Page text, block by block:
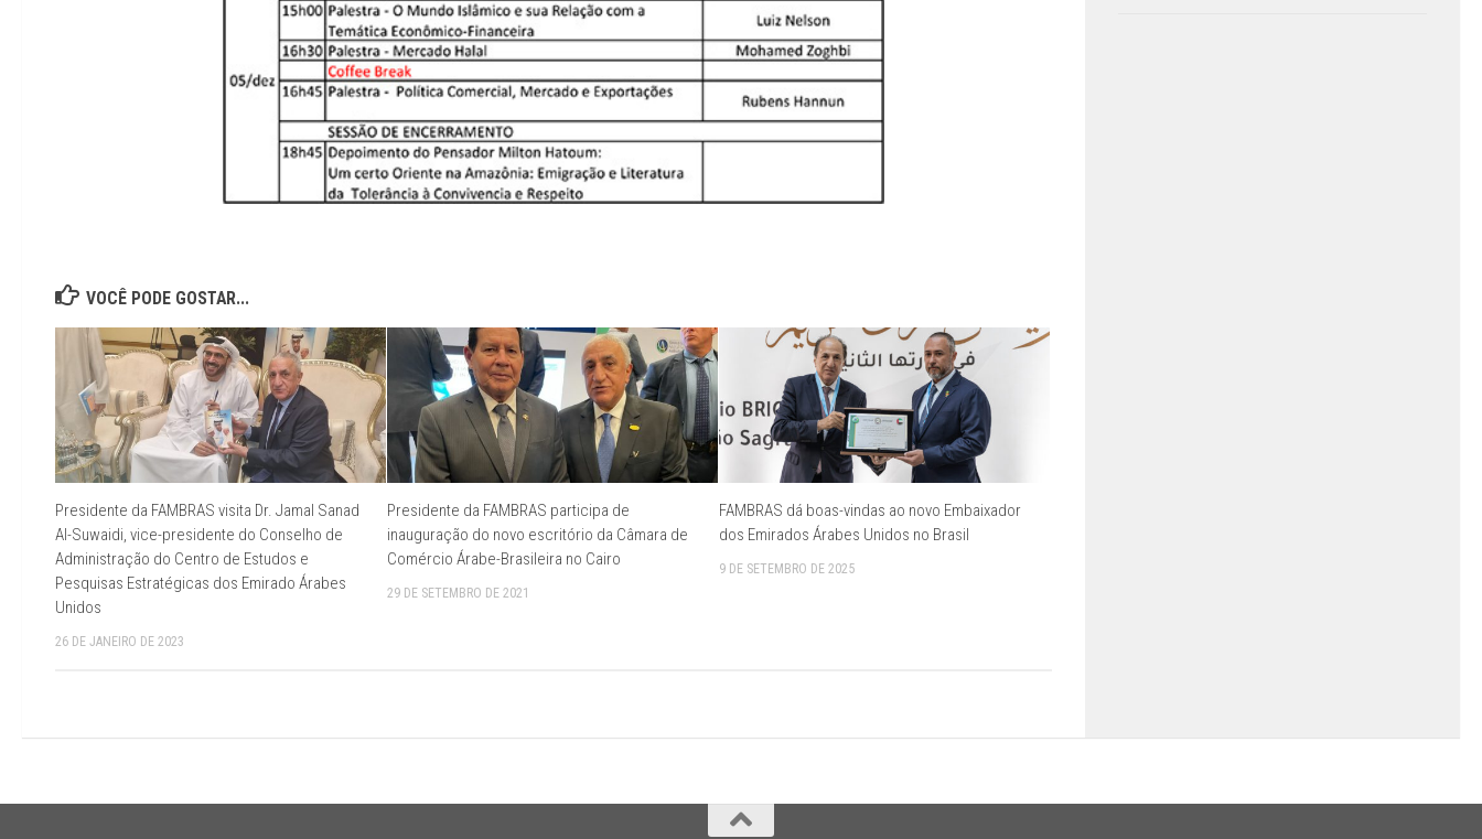
VOCÊ PODE GOSTAR...
Presidente da FAMBRAS visita Dr. Jamal Sanad
Al-Suwaidi, vice-presidente do Conselho de
Administração do Centro de Estudos e
Pesquisas Estratégicas dos Emirado Árabes
Unidos
26 DE JANEIRO DE 2023
Presidente da FAMBRAS participa de
inauguração do novo escritório da Câmara de
Comércio Árabe-Brasileira no Cairo
29 DE SETEMBRO DE 2021
FAMBRAS dá boas-vindas ao novo Embaixador
dos Emirados Árabes Unidos no Brasil
9 DE SETEMBRO DE 2025